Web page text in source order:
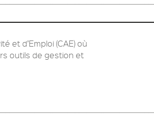
et d’Emploi (CAE) où
outils de gestion et